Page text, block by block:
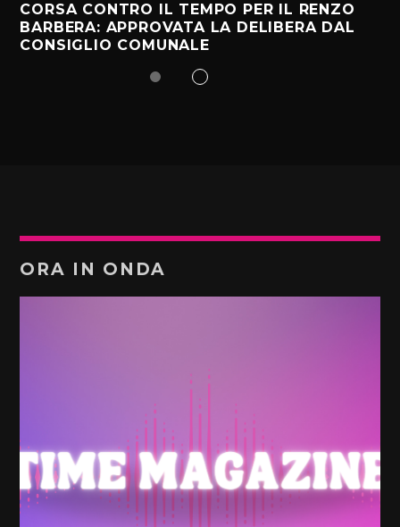
CORSA CONTRO IL TEMPO PER IL RENZO
BARBERA: APPROVATA LA DELIBERA DAL
CONSIGLIO COMUNALE
ORA IN ONDA